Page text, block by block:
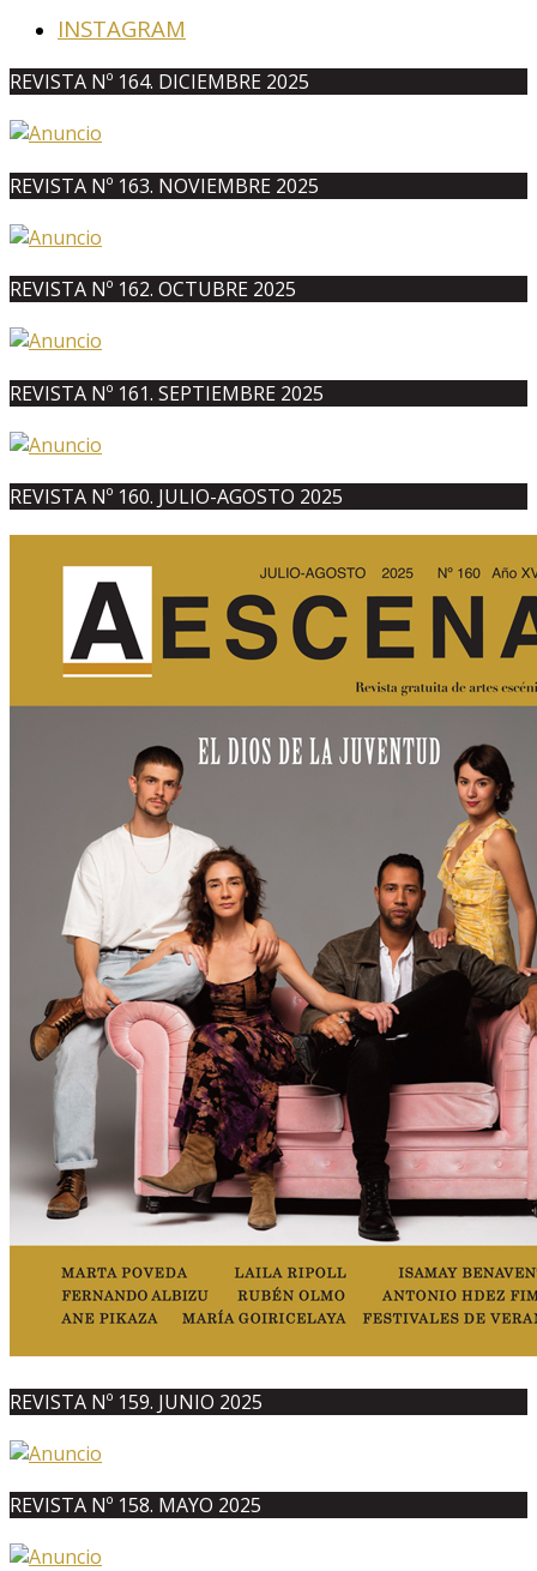
INSTAGRAM
REVISTA Nº 164. DICIEMBRE 2025
REVISTA Nº 163. NOVIEMBRE 2025
REVISTA Nº 162. OCTUBRE 2025
REVISTA Nº 161. SEPTIEMBRE 2025
REVISTA Nº 160. JULIO-AGOSTO 2025
REVISTA Nº 159. JUNIO 2025
REVISTA Nº 158. MAYO 2025